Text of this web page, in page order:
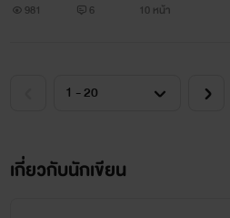
981 6 10 หน้า
เกี่ยวกับนักเขียน